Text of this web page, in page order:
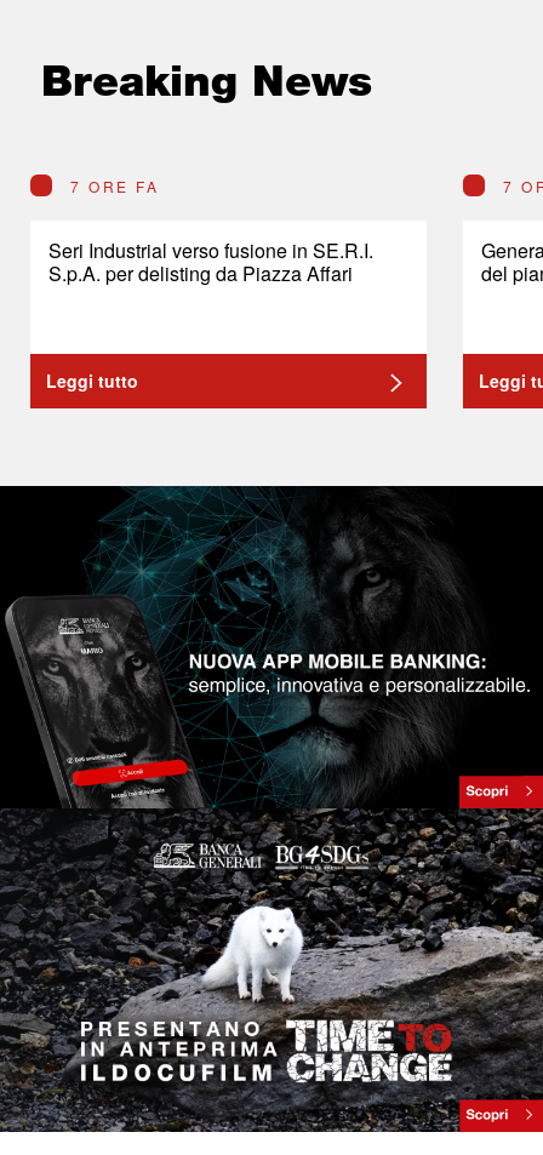
Breaking News
7 ORE FA
Seri Industrial verso fusione in SE.R.I.
S.p.A. per delisting da Piazza Affari
Leggi tutto
7
del
Leggi